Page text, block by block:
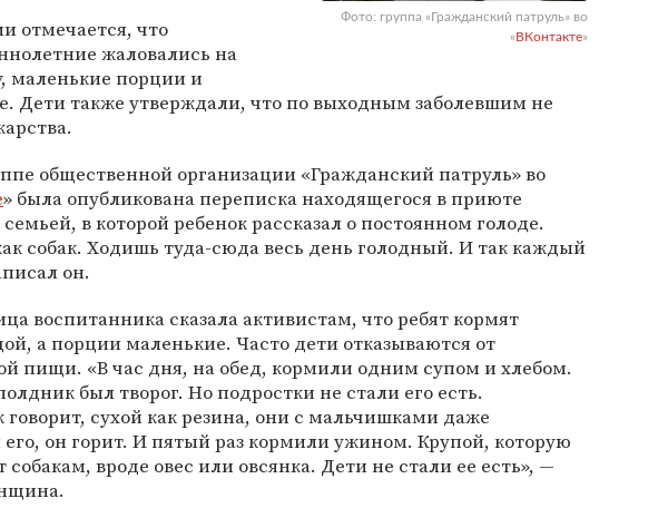
Фото: группа «Гражданский патруль» во
«ВКонтакте»
отмечается, что
жаловались на
маленькие порции и
Дети также утверждали, что по выходным заболевшим не
общественной организации «Гражданский патруль» во
» была опубликована переписка находящегося в приюте
в которой ребенок рассказал о постоянном голоде.
собак. Ходишь туда-сюда весь день голодный. И так каждый
он.
воспитанника сказала активистам, что ребят кормят
а порции маленькие. Часто дети отказываются от
пищи. «В час дня, на обед, кормили одним супом и хлебом.
был творог. Но подростки не стали его есть.
сухой как резина, они с мальчишками даже
он горит. И пятый раз кормили ужином. Крупой, которую
собакам, вроде овес или овсянка. Дети не стали ее есть», —